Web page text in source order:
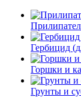
Гербицид
Горшки и
Грунты и